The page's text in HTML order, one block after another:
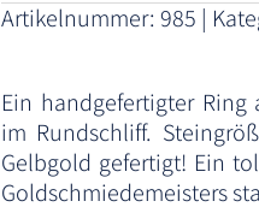
Artikelnummer:985
Ein handgefertigter
im Rundschliff.
Gelbgold gefertigt! Ein
Goldschmiedemeisters